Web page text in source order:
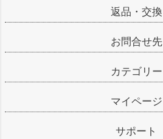
返品・交換
お問合せ先
カテゴリー
マイページ
サポート